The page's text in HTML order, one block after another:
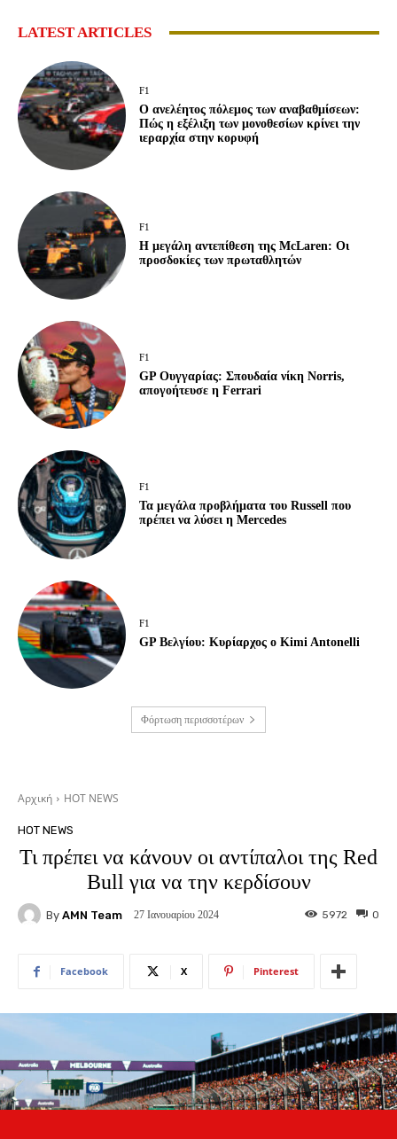
LATEST ARTICLES
F1
Ο ανελέητος πόλεμος των αναβαθμίσεων:
Πώς η εξέλιξη των μονοθεσίων κρίνει την
ιεραρχία στην κορυφή
F1
Η μεγάλη αντεπίθεση της McLaren: Οι
προσδοκίες των πρωταθλητών
F1
GP Ουγγαρίας: Σπουδαία νίκη Norris,
απογοήτευσε η Ferrari
F1
Τα μεγάλα προβλήματα του Russell που
πρέπει να λύσει η Mercedes
F1
GP Βελγίου: Κυρίαρχος ο Kimi Antonelli
Φόρτωση περισσοτέρων